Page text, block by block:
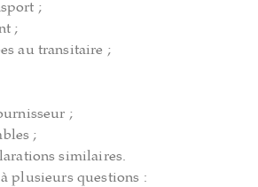
;
;
au transitaire ;
;
;
similaires.
plusieurs questions :